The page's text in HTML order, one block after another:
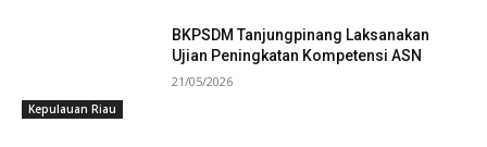
Kepulauan Riau
BKPSDM Tanjungpinang Laksanakan
Ujian Peningkatan Kompetensi ASN
21/05/2026